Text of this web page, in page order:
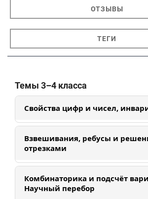
ОТЗЫВЫ
ТЕГИ
Темы 3–4 класса
Свойства цифр и чисел,
Изучаем свойства цифр и чисел:
четность, интервалы. Учимся
помощь к решению задач.
Взвешивания, ребусы и
отрезками
Решаем задачи на взвешивания и
математические ребусы.
Комбинаторика и подсчёт
Научный перебор